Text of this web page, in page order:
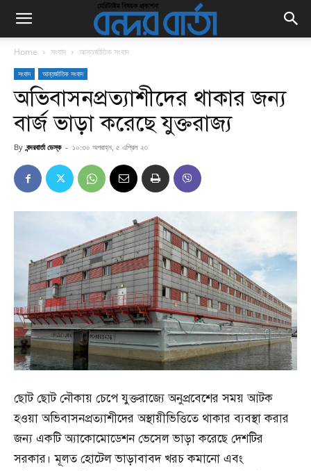
Home সংবাদ আন্তর্জাতিক সংবাদ
সংবাদ আন্তর্জাতিক সংবাদ
অভিবাসনপ্রত্যাশীদের থাকার জন্য
বার্জ ভাড়া করেছে যুক্তরাজ্য
By বন্দরবার্তা ডেস্ক - ১০:৩০ অপরাহ্ন, ৫ এপ্রিল ২৩
ছোট ছোট নৌকায় চেপে যুক্তরাজ্যে অনুপ্রবেশের সময় আটক
হওয়া অভিবাসনপ্রত্যাশীদের অস্থায়ীভিত্তিতে থাকার ব্যবস্থা করার
জন্য একটি অ্যাকোমোডেশন ভেসেল ভাড়া করেছে দেশটির
সরকার। মূলত হোটেল ভাড়াবাবদ খরচ কমানো এবং